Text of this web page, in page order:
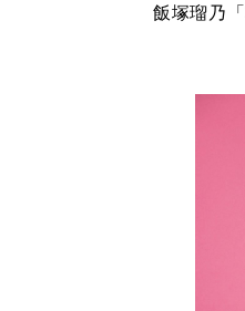
飯塚瑠乃